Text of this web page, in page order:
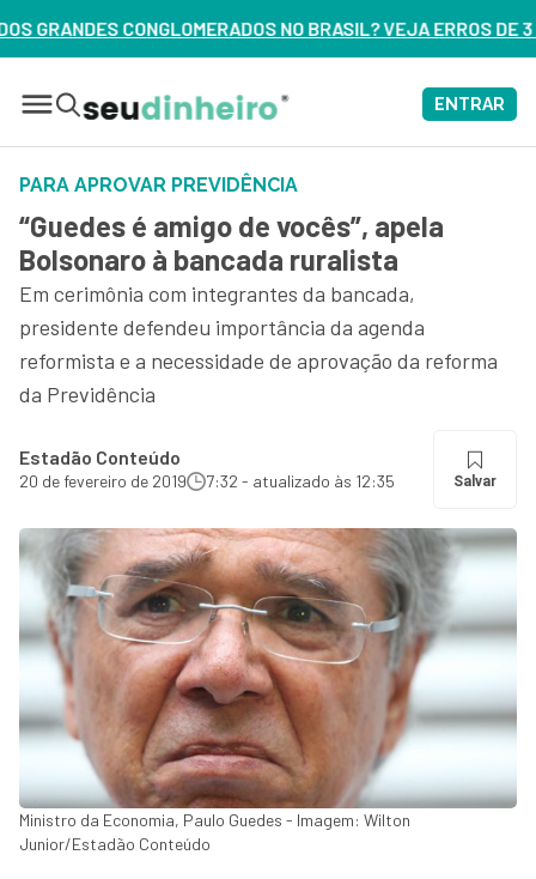
NO BRASIL? VEJA ERROS DE 3 DELES – ASSISTA AGORA
ENTRAR
PARA APROVAR PREVIDÊNCIA
“Guedes é amigo de vocês”, apela
Bolsonaro à bancada ruralista
Em cerimônia com integrantes da bancada,
presidente defendeu importância da agenda
reformista e a necessidade de aprovação da reforma
da Previdência
Estadão Conteúdo
20 de fevereiro de 2019 7:32 - atualizado às 12:35 Salvar
Ministro da Economia, Paulo Guedes - Imagem: Wilton
Junior/Estadão Conteúdo